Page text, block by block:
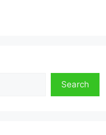
Search